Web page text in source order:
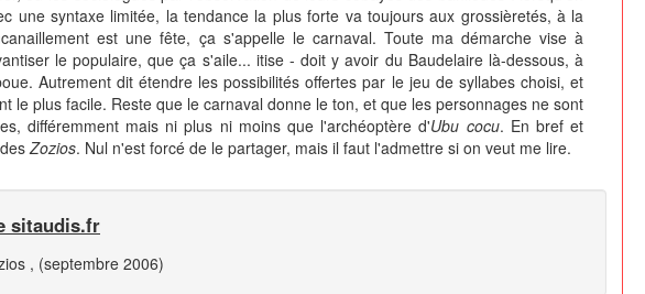
une syntaxe limitée, la tendance la plus forte va toujours aux grossièretés, à la
est une fête, ça s'appelle le carnaval. Toute ma démarche vise à
le populaire, que ça s'aile... itise - doit y avoir du Baudelaire là-dessous, à
Autrement dit étendre les possibilités offertes par le jeu de syllabes choisi, et
le plus facile. Reste que le carnaval donne le ton, et que les personnages ne sont
différemment mais ni plus ni moins que l'archéoptère d'Ubu cocu. En bref et
Zozios. Nul n'est forcé de le partager, mais il faut l'admettre si on veut me lire.
sitaudis.fr
, (septembre 2006)